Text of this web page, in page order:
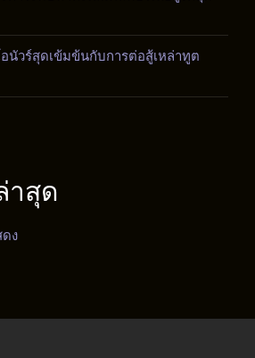
นัวร์สุดเข้มข้นกับการต่อสู้เหล่าทูต
าสุด
ง